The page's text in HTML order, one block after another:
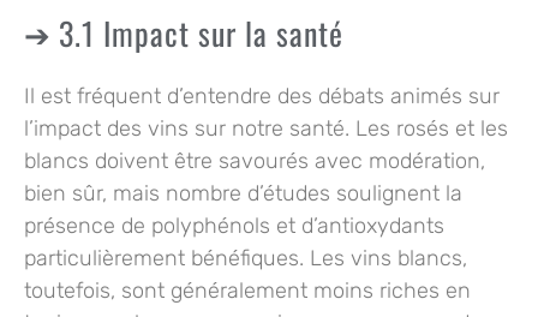
3.1 Impact sur la santé
Il est fréquent d’entendre des débats animés sur
l’impact des vins sur notre santé. Les rosés et les
blancs doivent être savourés avec modération,
bien sûr, mais nombre d’études soulignent la
présence de polyphénols et d’antioxydants
particulièrement bénéfiques. Les vins blancs,
toutefois, sont généralement moins riches en